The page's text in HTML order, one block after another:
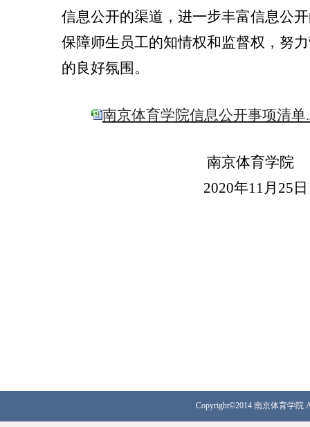
信息公开的渠道， 进一步丰富信息公
保障师生员工的知情权和监督权，努
的良好氛围。
南京体育学院信息公开事项清单
南京体育学院
2020年11月 25 日
Copyright©2014 南京体育学院